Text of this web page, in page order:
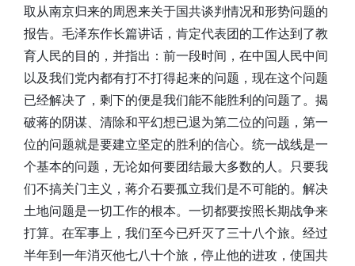
取从南京归来的周恩来关于国共谈判情况和形势问题的
报告。毛泽东作长篇讲话，肯定代表团的工作达到了教
育人民的目的，并指出：前一段时间，在中国人民中间
以及我们党内都有打不打得起来的问题，现在这个问题
已经解决了，剩下的便是我们能不能胜利的问题了。揭
破蒋的阴谋、清除和平幻想已退为第二位的问题，第一
位的问题就是要建立坚定的胜利的信心。统一战线是一
个基本的问题，无论如何要团结最大多数的人。只要我
们不搞关门主义，蒋介石要孤立我们是不可能的。解决
土地问题是一切工作的根本。一切都要按照长期战争来
打算。在军事上，我们至今已歼灭了三十八个旅。经过
半年到一年消灭他七八十个旅，停止他的进攻，使国共